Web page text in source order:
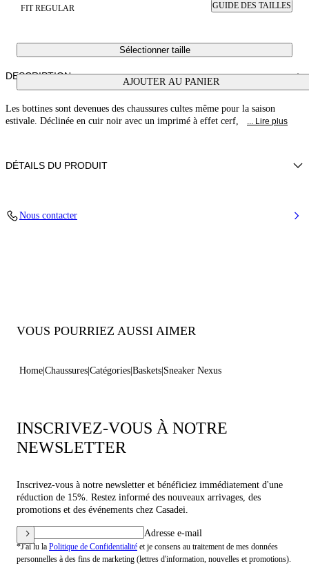
FIT REGULAR GUIDE DES TAILLES
Sélectionner taille
AJOUTER AU PANIER
DESCRIPTION
Les bottines sont devenues des chaussures cultes même pour la saison
estivale. Déclinée en cuir noir avec un imprimé à effet cerf,
... Lire plus
DÉTAILS DU PRODUIT
Nous contacter
VOUS POURRIEZ AUSSI AIMER
Home Chaussures Catégories Baskets Sneaker Nexus
INSCRIVEZ-VOUS À NOTRE
NEWSLETTER
Inscrivez-vous à notre newsletter et bénéficiez immédiatement d'une
réduction de 15%. Restez informé des nouveaux arrivages, des
promotions et des événements chez Casadei.
Adresse e-mail
*J'ai lu la Politique de Confidentialité et je consens au traitement de mes données
personnelles à des fins de marketing (lettres d'information, nouvelles et promotions).